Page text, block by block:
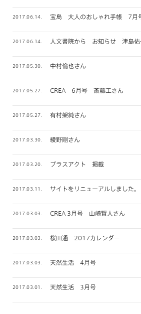
2017.06.14. 宝島 大人のおしゃれ手帳 7月
2017.06.14. 人文書院から お知らせ 津島佑
2017.05.30. 中村倫也さん
2017.05.27. CREA 6月号 斎藤工さん
2017.05.27. 有村架純さん
2017.03.30. 綾野剛さん
2017.03.20. プラスアクト 掲載
2017.03.11. サイトをリニューアルしました。
2017.03.03. CREA 3月号 山崎賢人さん
2017.03.03. 桜田通 2017カレンダー
2017.03.03. 天然生活 4月号
2017.03.01. 天然生活 3月号